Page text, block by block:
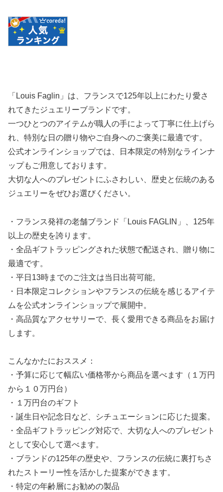
「Louis Faglin」は、フランスで125年以上にわたり愛さ
れてきたジュエリーブランドです。
一つひとつのアイテムが職人の手によって丁寧に仕上げら
れ、特別な日の贈り物やご自身へのご褒美に最適です。
公式オンラインショップでは、日本限定の特別なラインナ
ップもご用意しております。
大切な人へのプレゼントにふさわしい、歴史と伝統のある
ジュエリーをぜひお選びください。
・フランス発祥の老舗ブランド「Louis FAGLIN」、125年
以上の歴史を誇ります。
・全品ギフトラッピングされた状態で配送され、贈り物に
最適です。
・平日13時までのご注文は当日出荷可能。
・日本限定コレクションやフランスの伝統を感じるアイテ
ムを公式オンラインショップで展開中。
・高品質なアクセサリーで、長く愛用できる商品をお届け
します。
こんなかたにおススメ：
・予算に応じて幅広い価格帯から商品を選べます（１万円
から１０万円台）
・１万円台のギフト
・誕生日や記念日など、シチュエーションに応じた提案。
・全品ギフトラッピング対応で、大切な人へのプレゼント
として安心して選べます。
・ブランドの125年の歴史や、フランスの伝統に裏打ちさ
れたストーリー性を活かした提案ができます。
・特定の年齢層にお勧めの製品